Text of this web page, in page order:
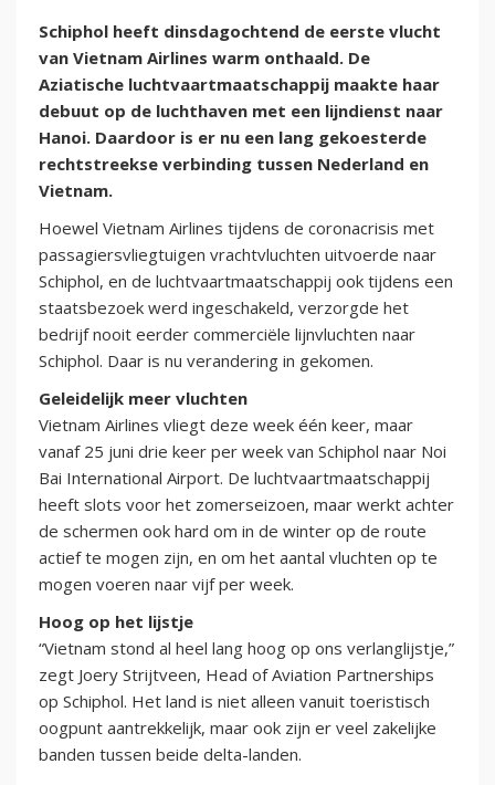
Schiphol heeft dinsdagochtend de eerste vlucht
van Vietnam Airlines warm onthaald. De
Aziatische luchtvaartmaatschappij maakte haar
debuut op de luchthaven met een lijndienst naar
Hanoi. Daardoor is er nu een lang gekoesterde
rechtstreekse verbinding tussen Nederland en
Vietnam.
Hoewel Vietnam Airlines tijdens de coronacrisis met
passagiersvliegtuigen vrachtvluchten uitvoerde naar
Schiphol, en de luchtvaartmaatschappij ook tijdens een
staatsbezoek werd ingeschakeld, verzorgde het
bedrijf nooit eerder commerciële lijnvluchten naar
Schiphol. Daar is nu verandering in gekomen.
Geleidelijk meer vluchten
Vietnam Airlines vliegt deze week één keer, maar
vanaf 25 juni drie keer per week van Schiphol naar Noi
Bai International Airport. De luchtvaartmaatschappij
heeft slots voor het zomerseizoen, maar werkt achter
de schermen ook hard om in de winter op de route
actief te mogen zijn, en om het aantal vluchten op te
mogen voeren naar vijf per week.
Hoog op het lijstje
“Vietnam stond al heel lang hoog op ons verlanglijstje,”
zegt Joery Strijtveen, Head of Aviation Partnerships
op Schiphol. Het land is niet alleen vanuit toeristisch
oogpunt aantrekkelijk, maar ook zijn er veel zakelijke
banden tussen beide delta-landen.